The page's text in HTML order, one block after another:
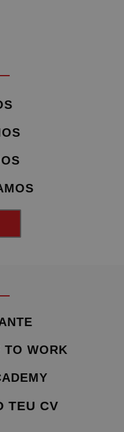
TO WORK
TEU CV